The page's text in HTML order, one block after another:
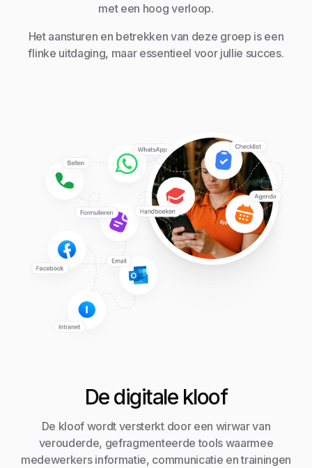
met een hoog verloop.
Het aansturen en betrekken van deze groep is een
flinke uitdaging, maar essentieel voor jullie succes.
De digitale kloof
De kloof wordt versterkt door een wirwar van
verouderde, gefragmenteerde tools waarmee
medewerkers informatie, communicatie en trainingen